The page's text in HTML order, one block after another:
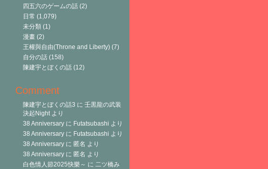
四五六のゲームの話 (2)
日常 (1,079)
未分類 (1)
漫畫 (2)
王權與自由(Throne and Liberty) (7)
自分の話 (158)
陳建宇とぼくの話 (12)
Comment
陳建宇とぼくの話3 に 壬黒龍の武装
決起Nightより
38 Anniversary に Futatsubashi より
38 Anniversary に Futatsubashi より
38 Anniversary に 匿名 より
38 Anniversary に 匿名 より
白色情人節2025快樂～ に 二ツ橋み